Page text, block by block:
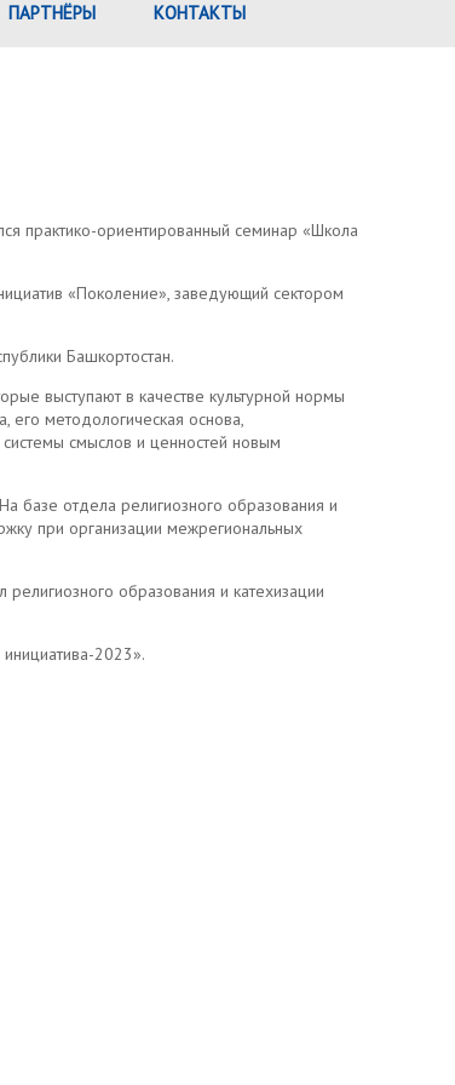
ПАРТНЁРЫ КОНТАКТЫ
практико-ориентированный семинар «Школа
«Поколение», заведующий сектором
Башкортостан.
выступают в качестве культурной нормы
его методологическая основа,
смыслов и ценностей новым
базе отдела религиозного образования и
при организации межрегиональных
образования и катехизации
2023».